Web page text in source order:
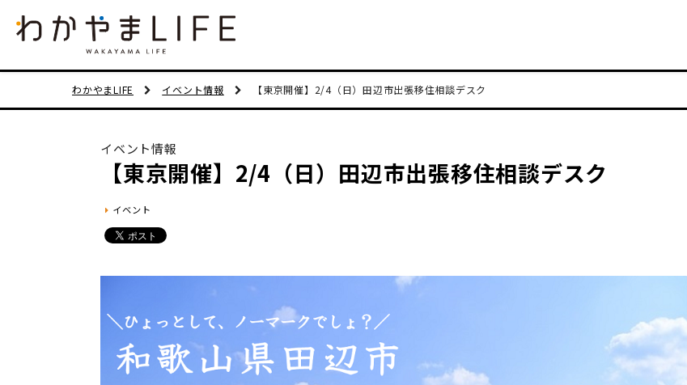
わかやまLIFE イベント情報 【東京開催】2/4（日）田辺市出張移住相談デスク
イベント情報
【東京開催】2/4（日）田辺市出張移住相談デスク
イベント